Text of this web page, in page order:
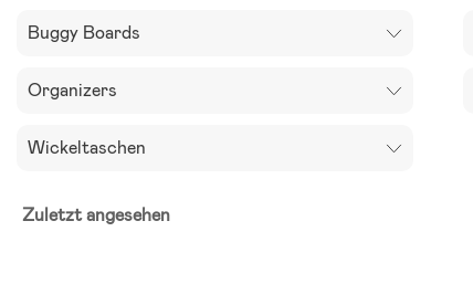
Buggy Boards
Organizers
Wickeltaschen
Zuletzt angesehen